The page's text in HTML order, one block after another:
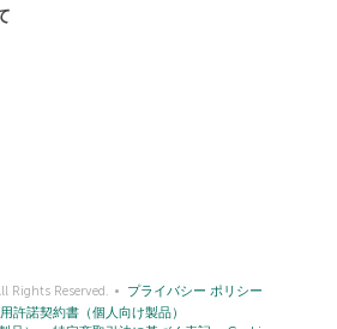
Rights Reserved.
プライバシー ポリシー
許諾契約書（個人向け製品）